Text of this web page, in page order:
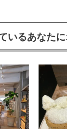
いるあなた